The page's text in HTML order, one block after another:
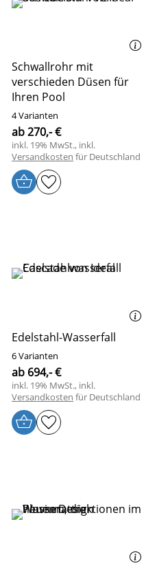
Schwallrohr mit
verschieden Düsen für
Ihren Pool
4 Varianten
ab 270,- €
inkl. 19% MwSt., inkl.
Versandkosten für Deutschland
Edelstahl-Wasserfall
6 Varianten
ab 694,- €
inkl. 19% MwSt., inkl.
Versandkosten für Deutschland